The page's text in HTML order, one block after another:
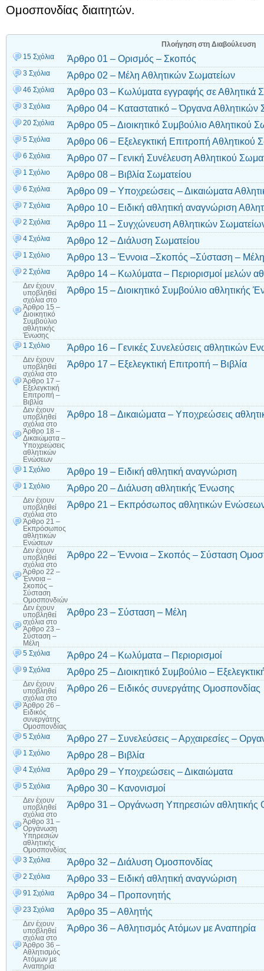
Ομοσπονδίας διαιτητών.
Πλοήγηση στη Διαβούλευση
15 Σχόλια
Άρθρο 01 – Ορισμός – Σκοπός
3 Σχόλια Άρθρο 02 – Μέλη Αθλητικών Σωματείων
46 Σχόλια Άρθρο 03 – Κωλύματα εγγραφής σε Αθλητικά
3 Σχόλια Άρθρο 04 – Καταστατικό – Όργανα Αθλητικών
20 Σχόλια Άρθρο 05 – Διοικητικό Συμβούλιο Αθλητικού
5 Σχόλια Άρθρο 06 – Εξελεγκτική Επιτροπή Αθλητικού
6 Σχόλια Άρθρο 07 – Γενική Συνέλευση Αθλητικού
1 Σχόλιο Άρθρο 08 – Βιβλία Σωματείου
6 Σχόλια Άρθρο 09 – Υποχρεώσεις – Δικαιώματα
7 Σχόλια Άρθρο 10 – Ειδική αθλητική αναγνώριση
2 Σχόλια Άρθρο 11 – Συγχώνευση Αθλητικών
4 Σχόλια Άρθρο 12 – Διάλυση Σωματείου
1 Σχόλιο Άρθρο 13 – Έννοια –Σκοπός –Σύσταση –
2 Σχόλια Άρθρο 14 – Κωλύματα – Περιορισμοί μελών
Δεν έχουν
υποβληθεί
σχόλια στο
Άρθρο 15 –
Διοικητικό
Συμβούλιο
αθλητικής
Ένωσης
Άρθρο 15 – Διοικητικό Συμβούλιο αθλητικής
1 Σχόλιο Άρθρο 16 – Γενικές Συνελεύσεις αθλητικών
Δεν έχουν
υποβληθεί
σχόλια στο
Άρθρο 17 –
Εξελεγκτική
Επιτροπή –
Βιβλία
Άρθρο 17 – Εξελεγκτική Επιτροπή – Βιβλία
Δεν έχουν
υποβληθεί
σχόλια στο
Άρθρο 18 –
Δικαιώματα –
Υποχρεώσεις
αθλητικών
Ενώσεων
Άρθρο 18 – Δικαιώματα – Υποχρεώσεις
1 Σχόλιο Άρθρο 19 – Ειδική αθλητική αναγνώριση
1 Σχόλιο Άρθρο 20 – Διάλυση αθλητικής Ένωσης
Δεν έχουν
υποβληθεί
σχόλια στο
Άρθρο 21 –
Εκπρόσωπος
αθλητικών
Ενώσεων
Άρθρο 21 – Εκπρόσωπος αθλητικών
Δεν έχουν
υποβληθεί
σχόλια στο
Άρθρο 22 –
Έννοια –
Σκοπός –
Σύσταση
Ομοσπονδιών
Άρθρο 22 – Έννοια – Σκοπός – Σύσταση
Δεν έχουν
υποβληθεί
σχόλια στο
Άρθρο 23 –
Σύσταση –
Μέλη
Άρθρο 23 – Σύσταση – Μέλη
5 Σχόλια Άρθρο 24 – Κωλύματα – Περιορισμοί
9 Σχόλια Άρθρο 25 – Διοικητικό Συμβούλιο –
Δεν έχουν
υποβληθεί
σχόλια στο
Άρθρο 26 –
Ειδικός
συνεργάτης
Ομοσπονδίας
Άρθρο 26 – Ειδικός συνεργάτης Ομοσπονδίας
5 Σχόλια Άρθρο 27 – Συνελεύσεις – Αρχαιρεσίες –
1 Σχόλιο Άρθρο 28 – Βιβλία
4 Σχόλια Άρθρο 29 – Υποχρεώσεις – Δικαιώματα
5 Σχόλια Άρθρο 30 – Κανονισμοί
Δεν έχουν
υποβληθεί
σχόλια στο
Άρθρο 31 –
Οργάνωση
Υπηρεσιών
αθλητικής
Ομοσπονδίας
Άρθρο 31 – Οργάνωση Υπηρεσιών αθλητικής
3 Σχόλια Άρθρο 32 – Διάλυση Ομοσπονδίας
2 Σχόλια Άρθρο 33 – Ειδική αθλητική αναγνώριση
91 Σχόλια Άρθρο 34 – Προπονητής
23 Σχόλια Άρθρο 35 – Αθλητής
Δεν έχουν
υποβληθεί
σχόλια στο
Άρθρο 36 –
Αθλητισμός
Ατόμων με
Αναπηρία
Άρθρο 36 – Αθλητισμός Ατόμων με Αναπηρία